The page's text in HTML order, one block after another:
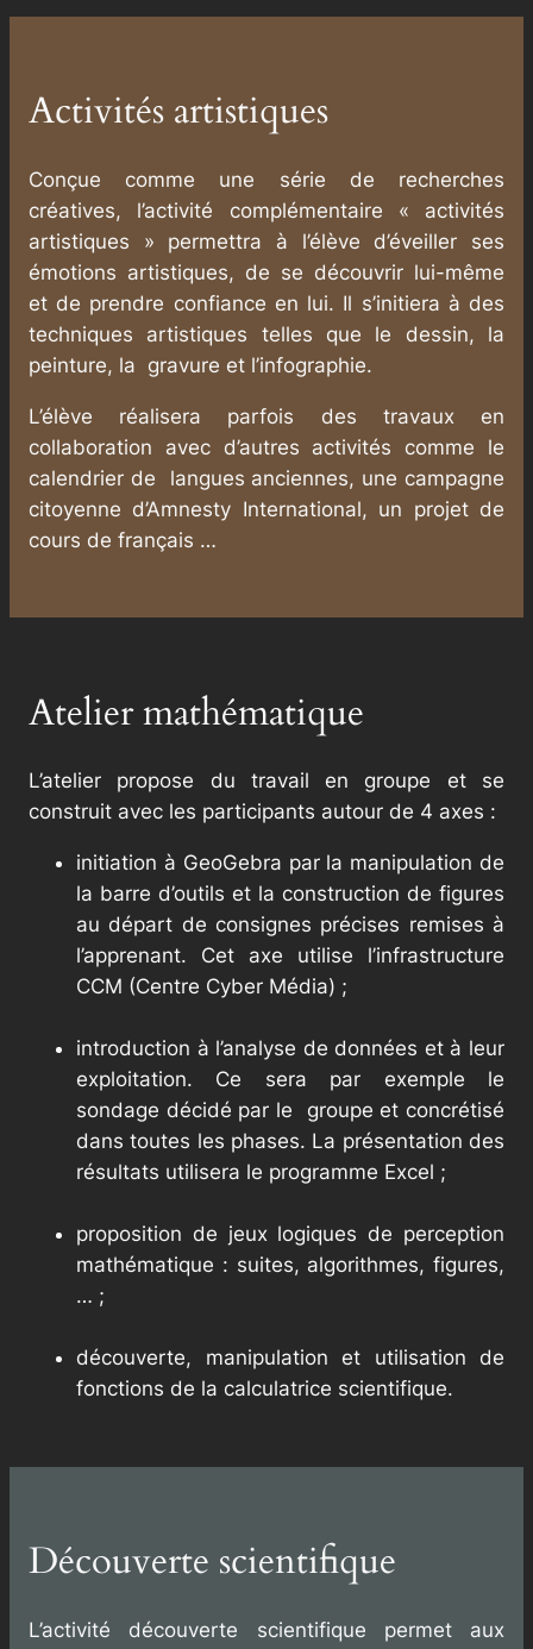
Activités artistiques
Conçue comme une série de recherches
créatives, l’activité complémentaire « activités
artistiques » permettra à l’élève d’éveiller ses
émotions artistiques, de se découvrir lui-même
et de prendre confiance en lui. Il s’initiera à des
techniques artistiques telles que le dessin, la
peinture, la gravure et l’infographie.
L’élève réalisera parfois des travaux en
collaboration avec d’autres activités comme le
calendrier de langues anciennes, une campagne
citoyenne d’Amnesty International, un projet de
cours de français …
Atelier mathématique
L’atelier propose du travail en groupe et se
construit avec les participants autour de 4 axes :
initiation à GeoGebra par la manipulation de
la barre d’outils et la construction de figures
au départ de consignes précises remises à
l’apprenant. Cet axe utilise l’infrastructure
CCM (Centre Cyber Média) ;
introduction à l’analyse de données et à leur
exploitation. Ce sera par exemple le
sondage décidé par le groupe et concrétisé
dans toutes les phases. La présentation des
résultats utilisera le programme Excel ;
proposition de jeux logiques de perception
mathématique : suites, algorithmes, figures,
… ;
découverte, manipulation et utilisation de
fonctions de la calculatrice scientifique.
Découverte scientifique
L’activité découverte scientifique permet aux